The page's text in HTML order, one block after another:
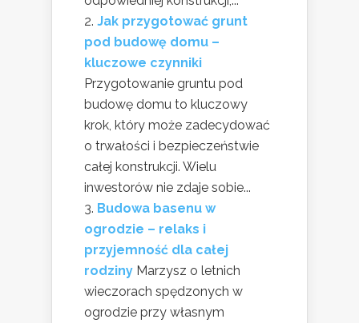
Jak przygotować grunt
pod budowę domu –
kluczowe czynniki
Przygotowanie gruntu pod
budowę domu to kluczowy
krok, który może zadecydować
o trwałości i bezpieczeństwie
całej konstrukcji. Wielu
inwestorów nie zdaje sobie...
Budowa basenu w
ogrodzie – relaks i
przyjemność dla całej
rodziny Marzysz o letnich
wieczorach spędzonych w
ogrodzie przy własnym